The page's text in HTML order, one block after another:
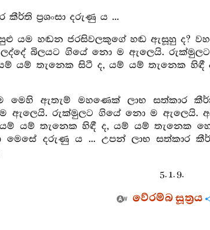
ප්‍රශංසා දරුණු ය ...
යම හඬන ජරසිවලකුගේ හඬ ඇසූහු ද?
ලද්දේ බිලයට ගියේ නො ම ඇලෙයි.
යම් තැනෙක සිටී ද, යම් යම් තැනෙක හිඳී
ඇතැම් මහණෙක් ලාභ සත්කාර
ම ඇලෙයි. රුක්මුලට ගියේ නො ම ඇලෙයි.
යම් තැනෙක හිඳී ද, යම් යම් තැනෙක
මෙසේ දරුණු ය ... උපන් ලාභ සත්කාර
5. 1. 9.
වේරම්බ සූත්‍රය